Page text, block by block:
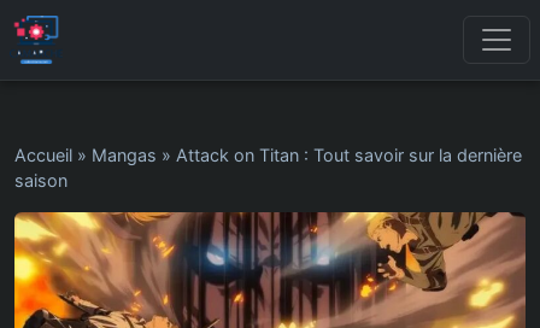
Accueil » Mangas » Attack on Titan : Tout savoir sur la dernière
saison